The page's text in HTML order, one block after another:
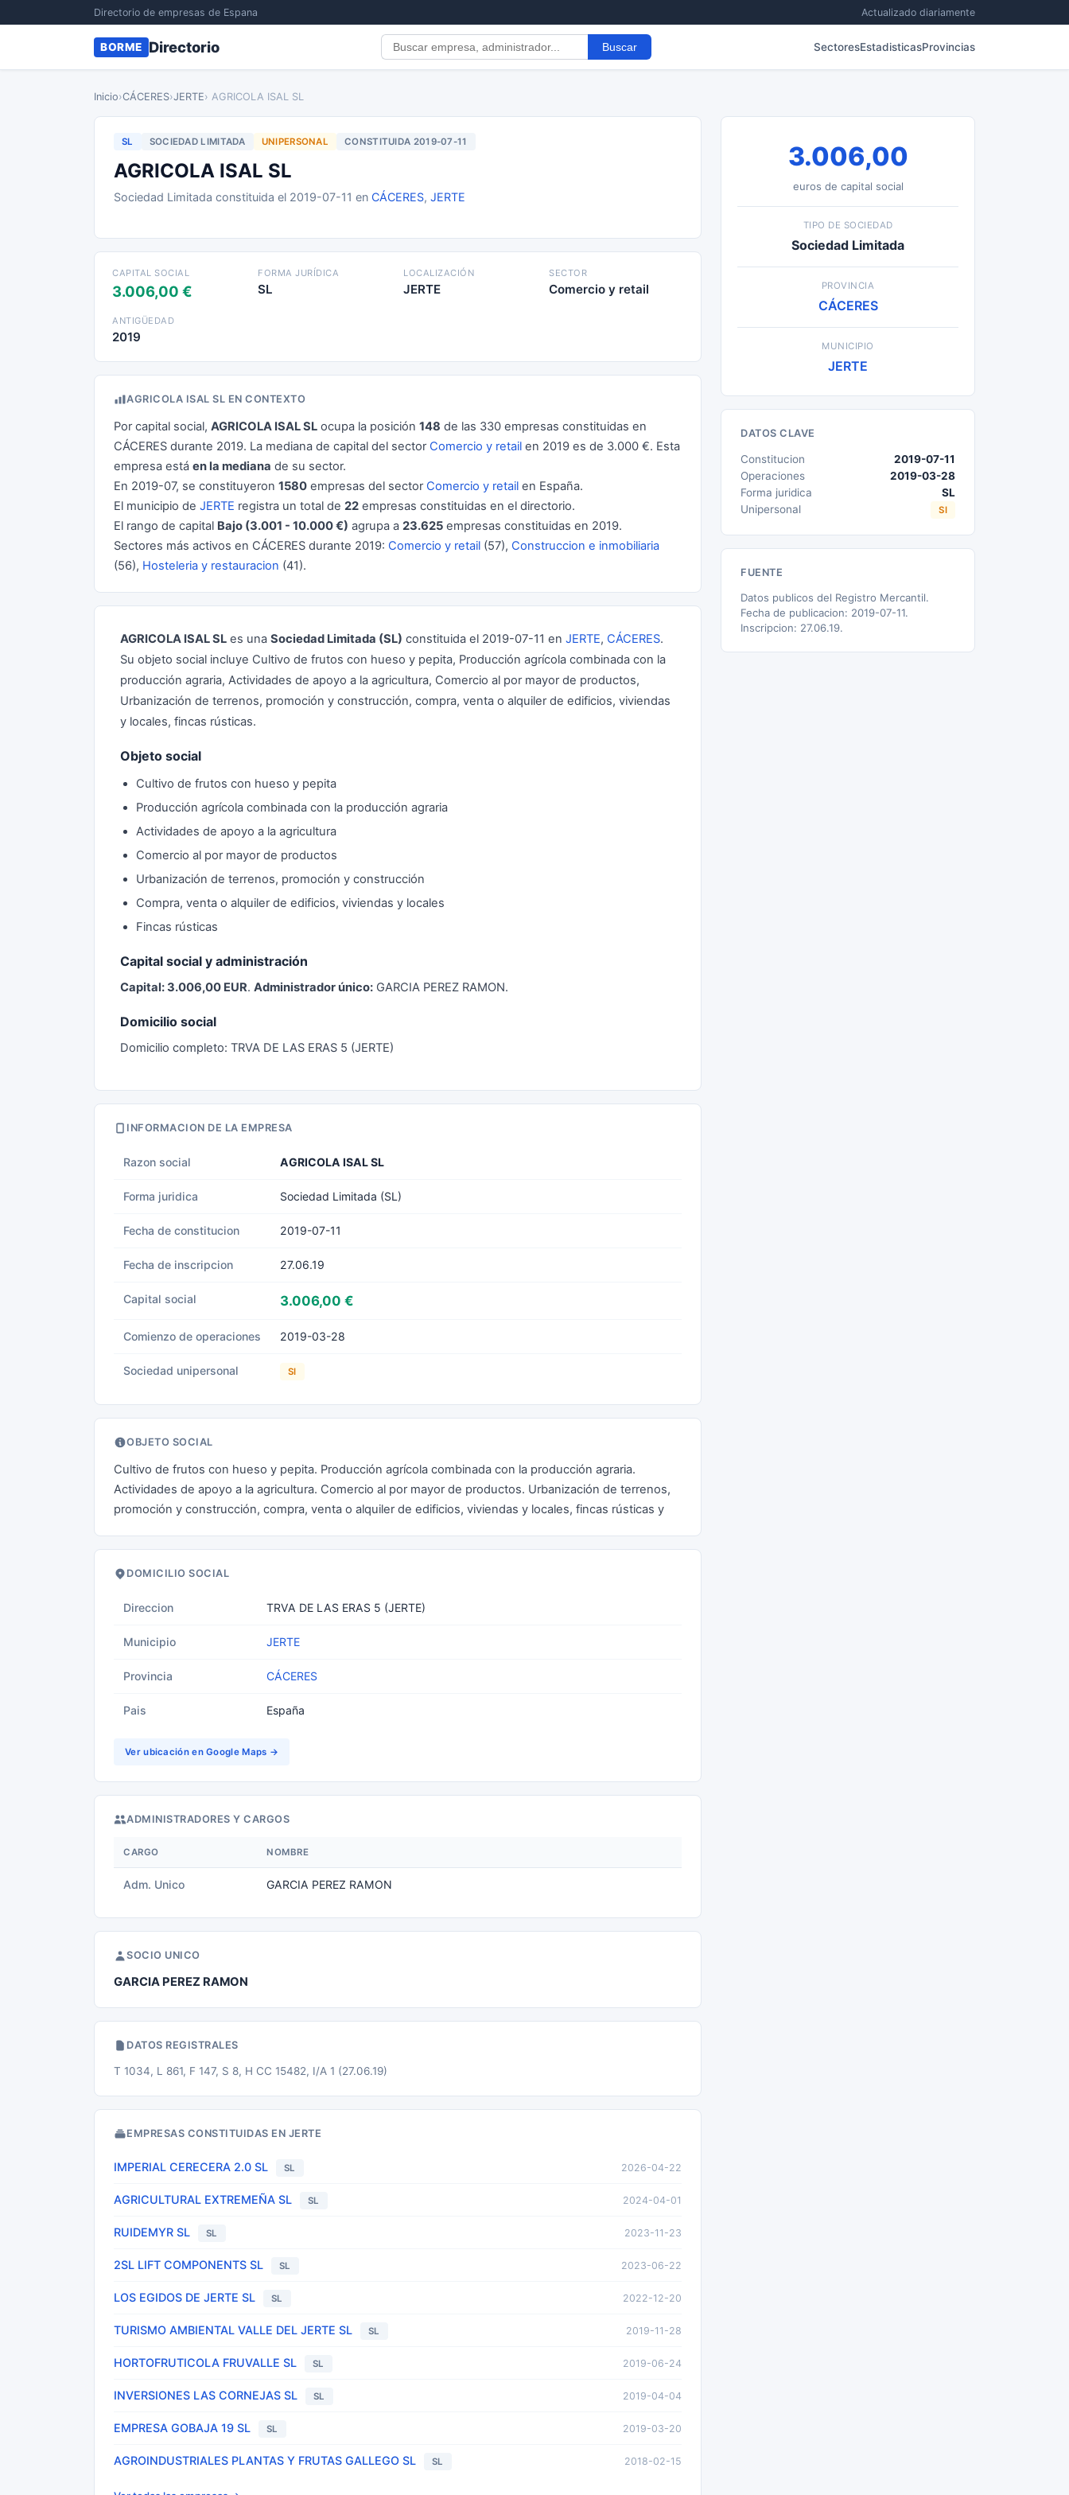
Directorio de empresas de Espana Actualizado diariamente
BORME Directorio Buscar SectoresEstadisticasProvincias
Inicio›CÁCERES›JERTE› AGRICOLA ISAL SL
SL SOCIEDAD LIMITADA UNIPERSONAL CONSTITUIDA 2019-07-11
AGRICOLA ISAL SL
Sociedad Limitada constituida el 2019-07-11 en CÁCERES, JERTE
CAPITAL SOCIAL
3.006,00 €
FORMA JURÍDICA
SL
LOCALIZACIÓN
JERTE
SECTOR
Comercio y retail
ANTIGÜEDAD
2019
AGRICOLA ISAL SL EN CONTEXTO
Por capital social, AGRICOLA ISAL SL ocupa la posición 148 de las 330 empresas constituidas en
CÁCERES durante 2019. La mediana de capital del sector Comercio y retail en 2019 es de 3.000 €. Esta
empresa está en la mediana de su sector.
En 2019-07, se constituyeron 1580 empresas del sector Comercio y retail en España.
El municipio de JERTE registra un total de 22 empresas constituidas en el directorio.
El rango de capital Bajo (3.001 - 10.000 €) agrupa a 23.625 empresas constituidas en 2019.
Sectores más activos en CÁCERES durante 2019: Comercio y retail (57), Construccion e inmobiliaria
(56), Hosteleria y restauracion (41).
AGRICOLA ISAL SL es una Sociedad Limitada (SL) constituida el 2019-07-11 en JERTE, CÁCERES.
Su objeto social incluye Cultivo de frutos con hueso y pepita, Producción agrícola combinada con la
producción agraria, Actividades de apoyo a la agricultura, Comercio al por mayor de productos,
Urbanización de terrenos, promoción y construcción, compra, venta o alquiler de edificios, viviendas
y locales, fincas rústicas.
Objeto social
Cultivo de frutos con hueso y pepita
Producción agrícola combinada con la producción agraria
Actividades de apoyo a la agricultura
Comercio al por mayor de productos
Urbanización de terrenos, promoción y construcción
Compra, venta o alquiler de edificios, viviendas y locales
Fincas rústicas
Capital social y administración
Capital: 3.006,00 EUR. Administrador único: GARCIA PEREZ RAMON.
Domicilio social
Domicilio completo: TRVA DE LAS ERAS 5 (JERTE)
INFORMACION DE LA EMPRESA
Razon social AGRICOLA ISAL SL
Forma juridica Sociedad Limitada (SL)
Fecha de constitucion 2019-07-11
Fecha de inscripcion 27.06.19
Capital social 3.006,00 €
Comienzo de operaciones 2019-03-28
Sociedad unipersonal SI
OBJETO SOCIAL
Cultivo de frutos con hueso y pepita. Producción agrícola combinada con la producción agraria.
Actividades de apoyo a la agricultura. Comercio al por mayor de productos. Urbanización de terrenos,
promoción y construcción, compra, venta o alquiler de edificios, viviendas y locales, fincas rústicas y
DOMICILIO SOCIAL
Direccion TRVA DE LAS ERAS 5 (JERTE)
Municipio JERTE
Provincia CÁCERES
Pais España
Ver ubicación en Google Maps →
ADMINISTRADORES Y CARGOS
CARGO NOMBRE
Adm. Unico GARCIA PEREZ RAMON
SOCIO UNICO
GARCIA PEREZ RAMON
DATOS REGISTRALES
T 1034, L 861, F 147, S 8, H CC 15482, I/A 1 (27.06.19)
EMPRESAS CONSTITUIDAS EN JERTE
IMPERIAL CERECERA 2.0 SL SL 2026-04-22
AGRICULTURAL EXTREMEÑA SL SL 2024-04-01
RUIDEMYR SL SL 2023-11-23
2SL LIFT COMPONENTS SL SL 2023-06-22
LOS EGIDOS DE JERTE SL SL 2022-12-20
TURISMO AMBIENTAL VALLE DEL JERTE SL SL 2019-11-28
HORTOFRUTICOLA FRUVALLE SL SL 2019-06-24
INVERSIONES LAS CORNEJAS SL SL 2019-04-04
EMPRESA GOBAJA 19 SL SL 2019-03-20
AGROINDUSTRIALES PLANTAS Y FRUTAS GALLEGO SL SL 2018-02-15
3.006,00
euros de capital social
TIPO DE SOCIEDAD
Sociedad Limitada
PROVINCIA
CÁCERES
MUNICIPIO
JERTE
DATOS CLAVE
Constitucion
2019-07-11
Operaciones
2019-03-28
Forma juridica
SL
Unipersonal
SI
FUENTE
Datos publicos del Registro Mercantil.
Fecha de publicacion: 2019-07-11.
Inscripcion: 27.06.19.